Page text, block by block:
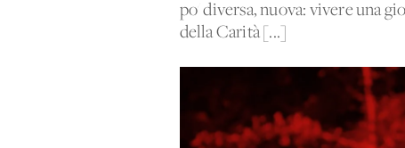
po' diversa, nuova: vivere una
della Carità [...]